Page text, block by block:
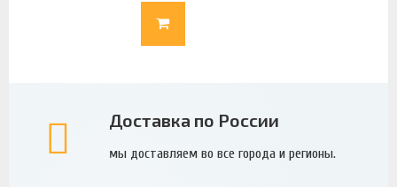
Доставка по России
мы доставляем во все города и регионы.